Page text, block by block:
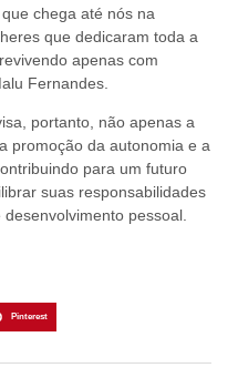
chega até nós na
que dedicaram toda a
apenas com
Fernandes.
portanto, não apenas a
promoção da autonomia e a
para um futuro
suas responsabilidades
pessoal.
Pinterest